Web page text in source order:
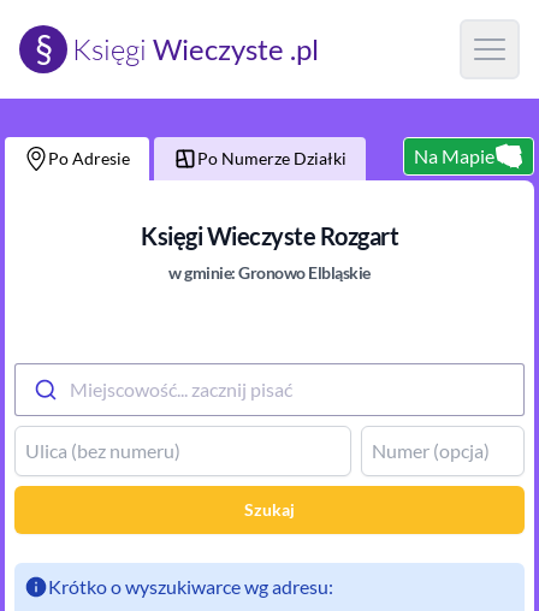
§ Księgi Wieczyste .pl Open
Po Adresie Po Numerze Działki Na Mapie
Księgi Wieczyste Rozgart
w gminie:Gronowo Elbląskie
Miejscowość... zacznij pisać
Szukaj
Krótko o wyszukiwarce wg adresu: